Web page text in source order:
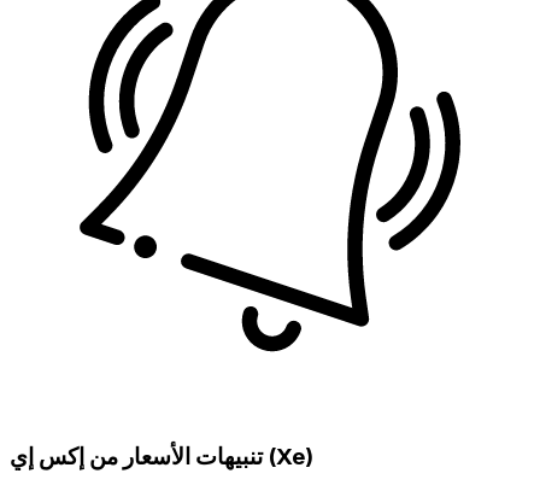
تنبيهات الأسعار من إكس إي (Xe)